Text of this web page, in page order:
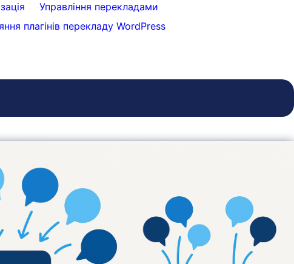
Управління перекладами
плагінів перекладу WordPress